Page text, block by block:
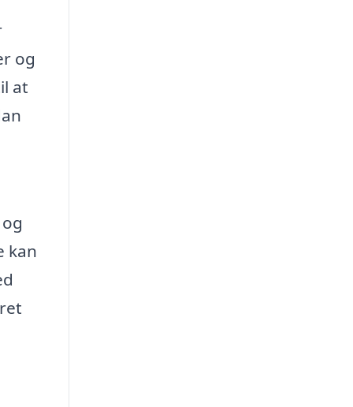
og
at
kan